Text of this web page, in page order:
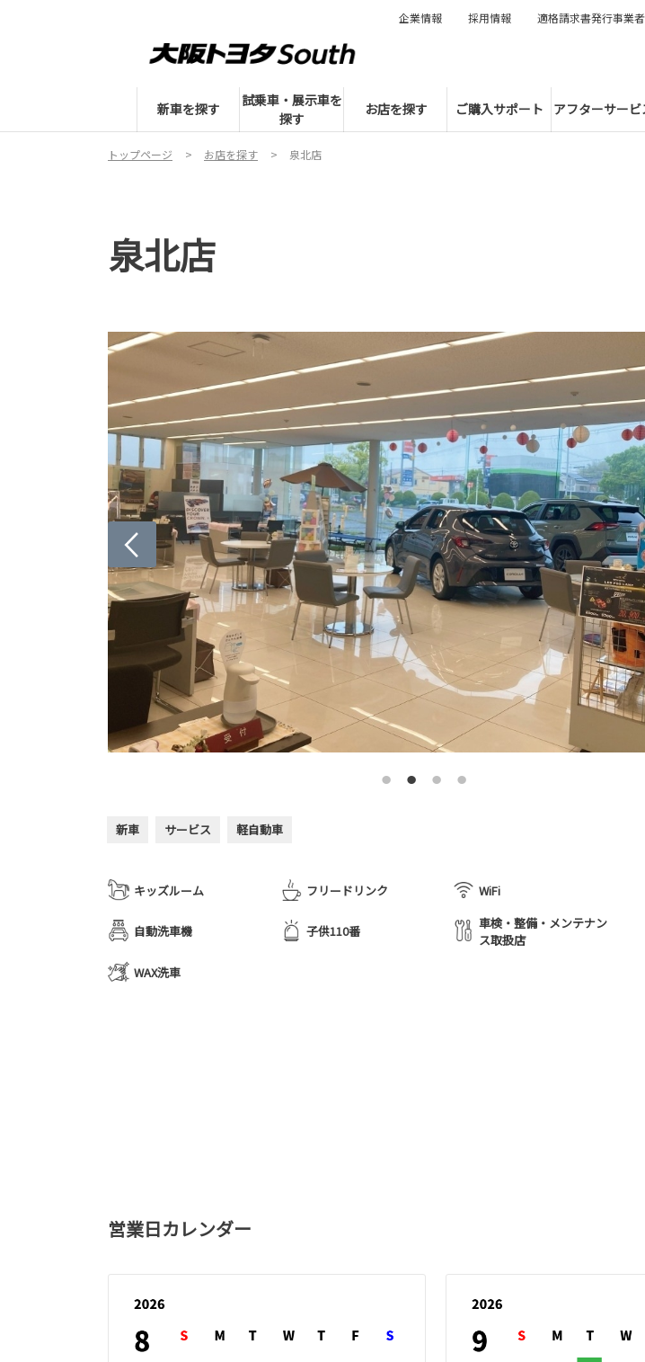
新車を探す
試乗車・展示車を
探す
お店を探す ご購入サポート アフターサービ
企業情報 採用情報 適格請求書発行事業
トップページ お店を探す 泉北店
泉北店
新車 サービス 軽自動車
キッズルーム フリードリンク WiFi
自動洗車機 子供110番
車検・整備・メンテナン
ス取扱店
WAX洗車
営業日カレンダー